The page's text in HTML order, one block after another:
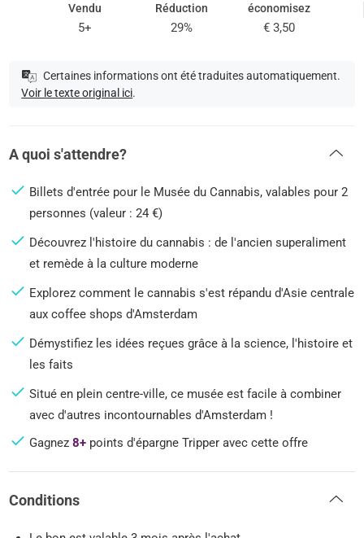
Vendu
5+
Réduction
29%
économisez
€ 3,50
Certaines informations ont été traduites automatiquement.
Voir le texte original ici.
A quoi s'attendre?
Billets d'entrée pour le Musée du Cannabis, valables pour 2
personnes (valeur : 24 €)
Découvrez l'histoire du cannabis : de l'ancien superaliment
et remède à la culture moderne
Explorez comment le cannabis s'est répandu d'Asie centrale
aux coffee shops d'Amsterdam
Démystifiez les idées reçues grâce à la science, l'histoire et
les faits
Situé en plein centre-ville, ce musée est facile à combiner
avec d'autres incontournables d'Amsterdam !
Gagnez8+ points d'épargne Tripper avec cette offre
Conditions